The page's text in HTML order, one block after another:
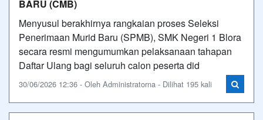
BARU (CMB)
Menyusul berakhirnya rangkaian proses Seleksi
Penerimaan Murid Baru (SPMB), SMK Negeri 1 Blora
secara resmi mengumumkan pelaksanaan tahapan
Daftar Ulang bagi seluruh calon peserta did
30/06/2026 12:36 - Oleh Administratorna - Dilihat 195 kali